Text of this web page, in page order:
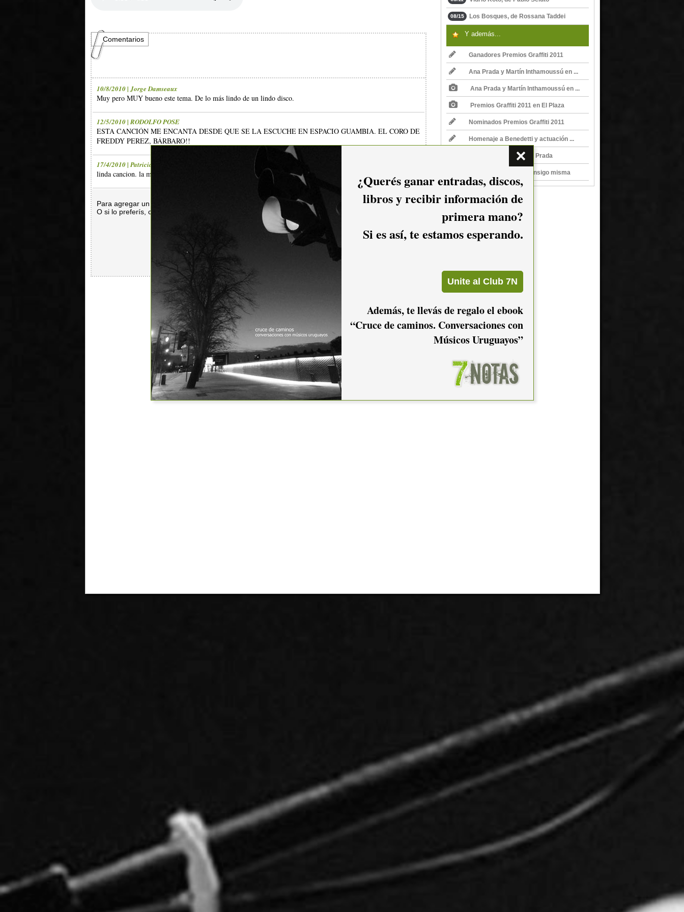
Comentarios
10/8/2010 | Jorge Damseaux
Muy pero MUY bueno este tema. De lo más lindo de un lindo disco.
12/5/2010 | RODOLFO POSE
ESTA CANCIÓN ME ENCANTA DESDE QUE SE LA ESCUCHE EN ESPACIO GUAMBIA. EL CORO DE
FREDDY PEREZ, BÁRBARO!!
17/4/2010 | Patricia
linda cancion. la mina encara bien de bien
Para agregar un comentario es necesario hacer
login.
O si lo preferís, con
08/15 Los Bosques, de Rossana Taddei
Y además...
Ganadores Premios Graffiti 2011
Ana Prada y Martín Inthamoussú en ...
Ana Prada y Martín Inthamoussú en ...
Premios Graffiti 2011 en El Plaza
Nominados Premios Graffiti 2011
Homenaje a Benedetti y actuación ...
Soy pecadora, de Ana Prada
Ana Prada, en viaje consigo misma
¿Querés ganar entradas, discos,
libros y recibir información de
primera mano?
Si es así, te estamos esperando.
Además, te llevás de regalo el ebook
“Cruce de caminos. Conversaciones con
Músicos Uruguayos”